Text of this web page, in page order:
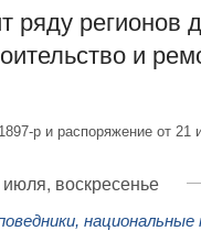
ряду регионов
и
р и распоряжение от
воскресенье
национальные